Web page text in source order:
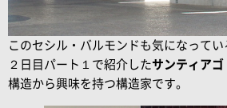
このセシル・バルモンドも気になって
２日目パート１で紹介したサンティア
構造から興味を持つ構造家です。